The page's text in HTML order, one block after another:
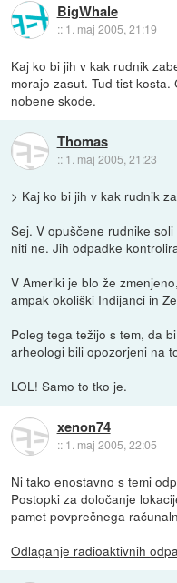
BigWhale
:: 1. maj 2005, 21:19
Kaj ko bi jih v kak rudnik
morajo zasut. Tud tist
nobene skode.
Thomas
:: 1. maj 2005, 21:23
> Kaj ko bi jih v kak rudnik
Sej. V opuščene rudnike
niti ne. Jih odpadke
V Ameriki je blo že
ampak okoliški Indijanci in
Poleg tega težijo s tem, da
arheologi bili opozorjeni na
LOL! Samo to tko je.
xenon74
:: 1. maj 2005, 22:05
Ni tako enostavno s temi
Postopki za določanje
pamet povprečnega
Odlaganje radioaktivnih